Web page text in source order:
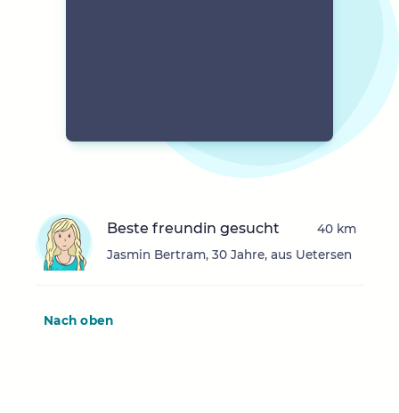
Beste freundin gesucht
Jasmin Bertram, 30 Jahre, aus Uetersen
40 km
Nach oben